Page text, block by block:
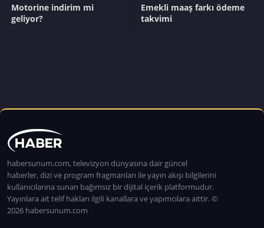
Motorine indirim mi
geliyor?
Emekli maaş farkı ödeme
takvimi
habersunum.com, televizyon dünyasına dair güncel
haberler, dizi ve program fragmanları ile yayın akışı bilgilerini
kullanıcılarına sunan bağımsız bir dijital içerik platformudur.
Yayınlara ait telif hakları ilgili kanallara ve yapımcılara aittir. ©
2026 habersunum.com